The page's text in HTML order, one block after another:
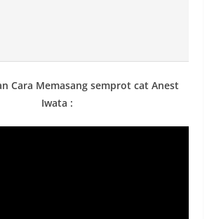
Cara Memasang semprot cat Anest
Iwata :